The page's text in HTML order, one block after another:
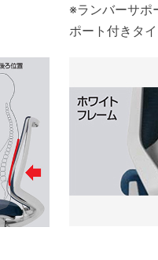
※ランバーサポ
ポート付きタ